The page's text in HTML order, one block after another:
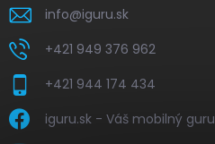
info@iguru.sk
+421 949 376 962
+421 944 174 434
iguru.sk - Váš mobilný guru